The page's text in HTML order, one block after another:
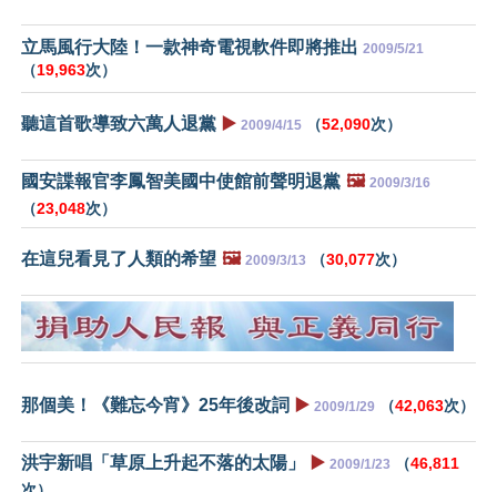
立馬風行大陸！一款神奇電視軟件即將推出 2009/5/21
（19,963次）
聽這首歌導致六萬人退黨 ▶️ 2009/4/15 （52,090次）
國安諜報官李鳳智美國中使館前聲明退黨 🖼️ 2009/3/16
（23,048次）
在這兒看見了人類的希望 🖼️ 2009/3/13 （30,077次）
那個美！《難忘今宵》25年後改詞 ▶️ 2009/1/29 （42,063次）
洪宇新唱「草原上升起不落的太陽」 ▶️ 2009/1/23 （46,811